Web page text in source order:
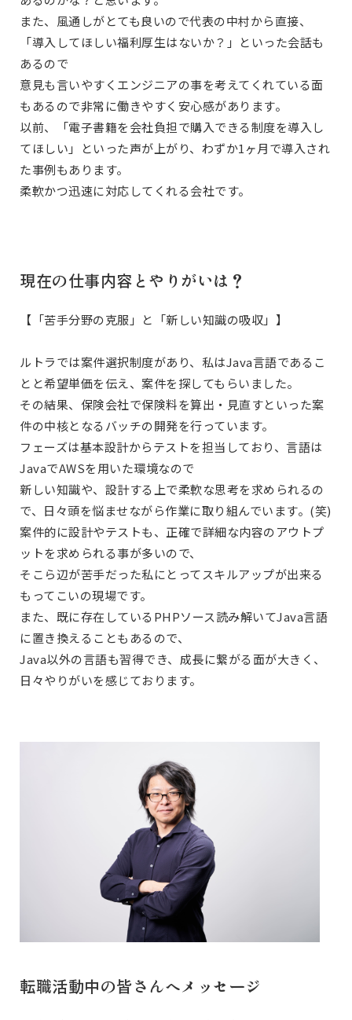
また、風通しがとても良いので代表の中村から直接、
「導入してほしい福利厚生はないか？」といった会話も
あるので
意見も言いやすくエンジニアの事を考えてくれている面
もあるので非常に働きやすく安心感があります。
以前、「電子書籍を会社負担で購入できる制度を導入し
てほしい」といった声が上がり、わずか1ヶ月で導入され
た事例もあります。
柔軟かつ迅速に対応してくれる会社です。
現在の仕事内容とやりがいは？
【「苦手分野の克服」と「新しい知識の吸収」】
ルトラでは案件選択制度があり、私はJava言語であるこ
とと希望単価を伝え、案件を探してもらいました。
その結果、保険会社で保険料を算出・見直すといった案
件の中核となるバッチの開発を行っています。
フェーズは基本設計からテストを担当しており、言語は
JavaでAWSを用いた環境なので
新しい知識や、設計する上で柔軟な思考を求められるの
で、日々頭を悩ませながら作業に取り組んでいます。(笑)
案件的に設計やテストも、正確で詳細な内容のアウトプ
ットを求められる事が多いので、
そこら辺が苦手だった私にとってスキルアップが出来る
もってこいの現場です。
また、既に存在しているPHPソース読み解いてJava言語
に置き換えることもあるので、
Java以外の言語も習得でき、成長に繋がる面が大きく、
日々やりがいを感じております。
転職活動中の皆さんへメッセージ